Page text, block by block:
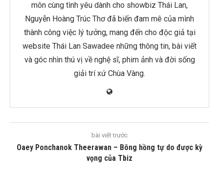
môn cùng tình yêu dành cho showbiz Thái Lan,
Nguyễn Hoàng Trúc Thơ đã biến đam mê của mình
thành công việc lý tưởng, mang đến cho độc giả tại
website Thái Lan Sawadee những thông tin, bài viết
và góc nhìn thú vị về nghệ sĩ, phim ảnh và đời sống
giải trí xứ Chùa Vàng.
bài viết trước
Oaey Ponchanok Theerawan – Bông hồng tự do được kỳ
vọng của Tbiz